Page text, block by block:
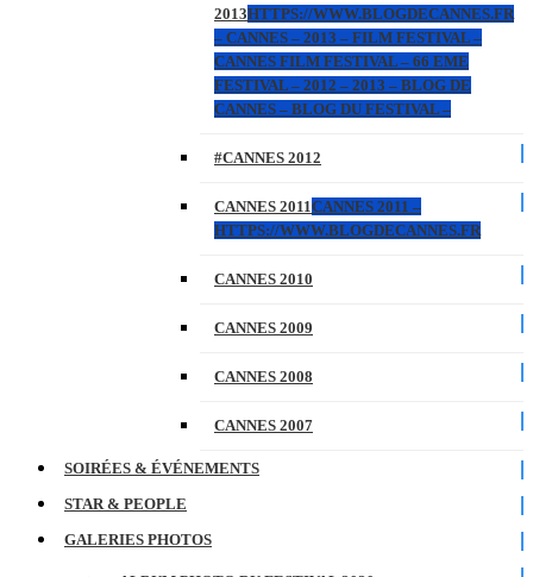
2013HTTPS://WWW.BLOGDECANNES.FR
– CANNES – 2013 – FILM FESTIVAL –
CANNES FILM FESTIVAL – 66 EME
FESTIVAL – 2012 – 2013 – BLOG DE
CANNES – BLOG DU FESTIVAL –
#CANNES 2012
CANNES 2011CANNES 2011 –
HTTPS://WWW.BLOGDECANNES.FR
CANNES 2010
CANNES 2009
CANNES 2008
CANNES 2007
SOIRÉES & ÉVÉNEMENTS
STAR & PEOPLE
GALERIES PHOTOS